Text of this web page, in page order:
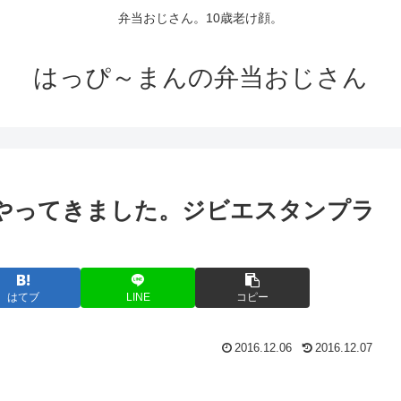
弁当おじさん。10歳老け顔。
はっぴ～まんの弁当おじさん
てきました。ジビエスタンプラ
はてブ LINE コピー
2016.12.06 2016.12.07